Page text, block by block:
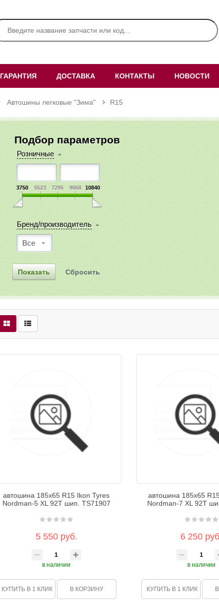
ГАРАНТИЯ ДОСТАВКА КОНТАКТЫ НОВОСТИ
Автошины легковые "Зима" R15
Подбор параметров
Розничные
3750 5523 7295 9068 10840
Бренд/производитель
Все
автошина 185х65 R15 Ikon Tyres
Nordman-5 XL 92Т шип. TS71907
5 550 руб.
в наличии
КУПИТЬ В 1 КЛИК В КОРЗИНУ
автошина 185х65
Nordman-7 XL 92Т
6 250
в наличии
КУПИТЬ В 1 КЛИК